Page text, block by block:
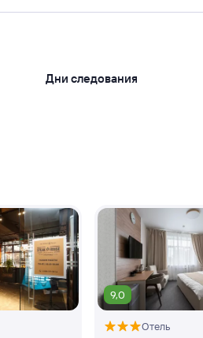
Дни следования
9,0
Отель